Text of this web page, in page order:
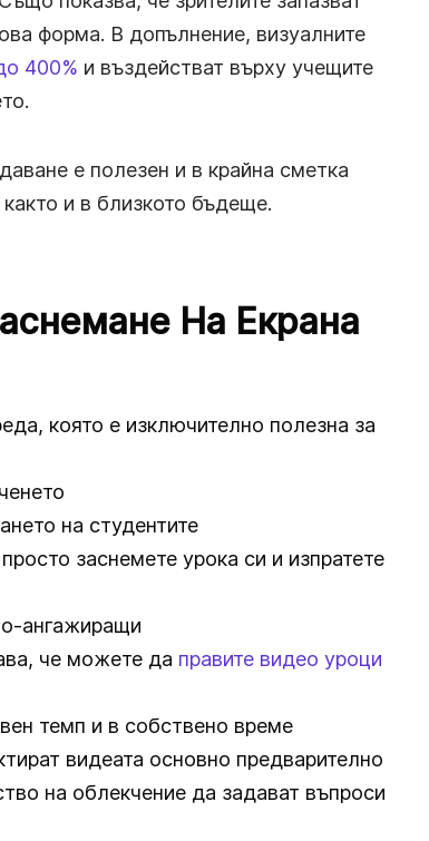
форма. В допълнение, визуалните
400% и въздействат върху учещите
е полезен и в крайна сметка
и в близкото бъдеще.
На Екрана
която е изключително полезна за
на студентите
заснемете урока си и изпратете
ангажиращи
че можете да правите видео уроци
темп и в собствено време
видеата основно предварително
на облекчение да задават въпроси